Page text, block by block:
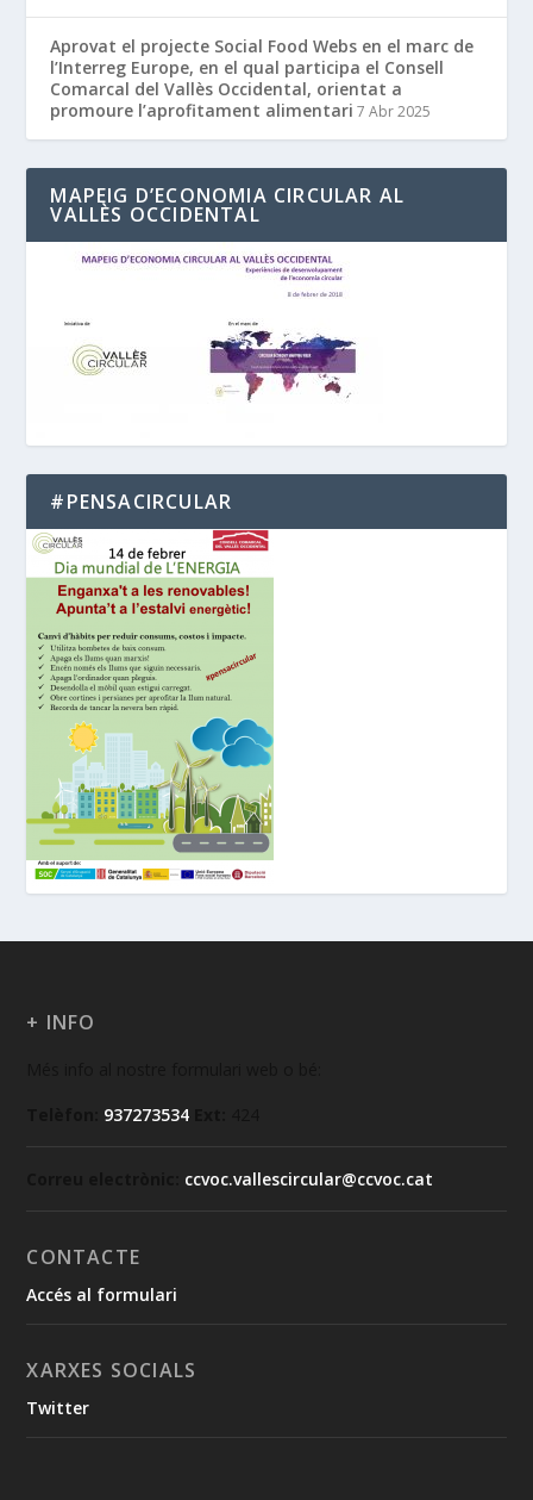
Aprovat el projecte Social Food Webs en el marc de
l’Interreg Europe, en el qual participa el Consell
Comarcal del Vallès Occidental, orientat a
promoure l’aprofitament alimentari 7 Abr 2025
MAPEIG D’ECONOMIA CIRCULAR AL
VALLÈS OCCIDENTAL
#PENSACIRCULAR
+ INFO
937273534
ccvoc.vallescircular@ccvoc.cat
CONTACTE
Accés al formulari
XARXES SOCIALS
Twitter